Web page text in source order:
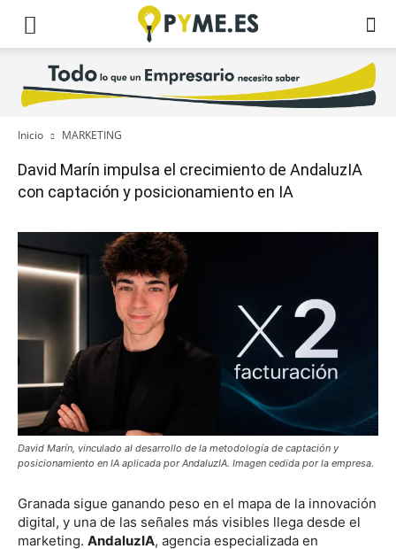
Inicio MARKETING
David Marín impulsa el crecimiento de AndaluzIA
con captación y posicionamiento en IA
David Marín, vinculado al desarrollo de la metodología de captación y
posicionamiento en IA aplicada por AndaluzIA. Imagen cedida por la empresa.
Granada sigue ganando peso en el mapa de la innovación
digital, y una de las señales más visibles llega desde el
marketing. AndaluzIA, agencia especializada en